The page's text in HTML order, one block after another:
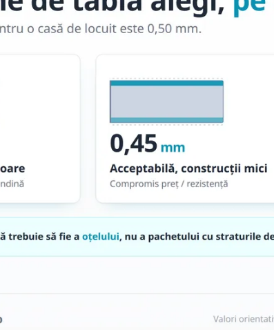
Tablă tip
Tablă fațadă
Tablă
Șipci gard